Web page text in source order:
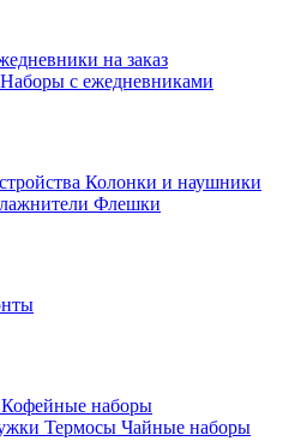
на заказ
Наборы с ежедневниками
Колонки и наушники
Флешки
Кофейные наборы
Термосы Чайные наборы